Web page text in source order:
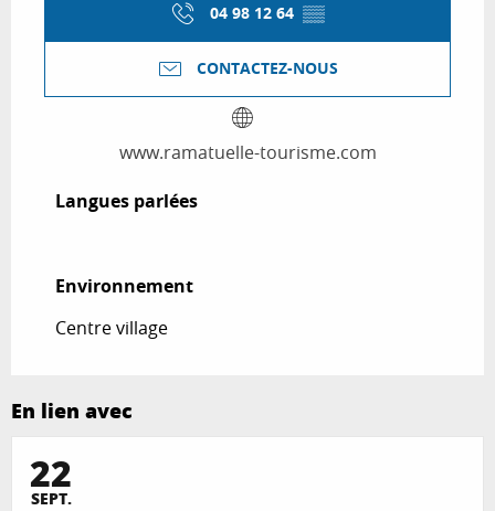
04 98 12 64 ▒▒
CONTACTEZ-NOUS
www.ramatuelle-tourisme.com
Langues parlées
Langues parlées
Environnement
Environnement
Centre village
En lien avec
22
SEPT.